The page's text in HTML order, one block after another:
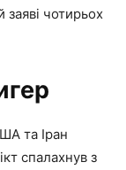
заяві чотирьох
та Іран
спалахнув з